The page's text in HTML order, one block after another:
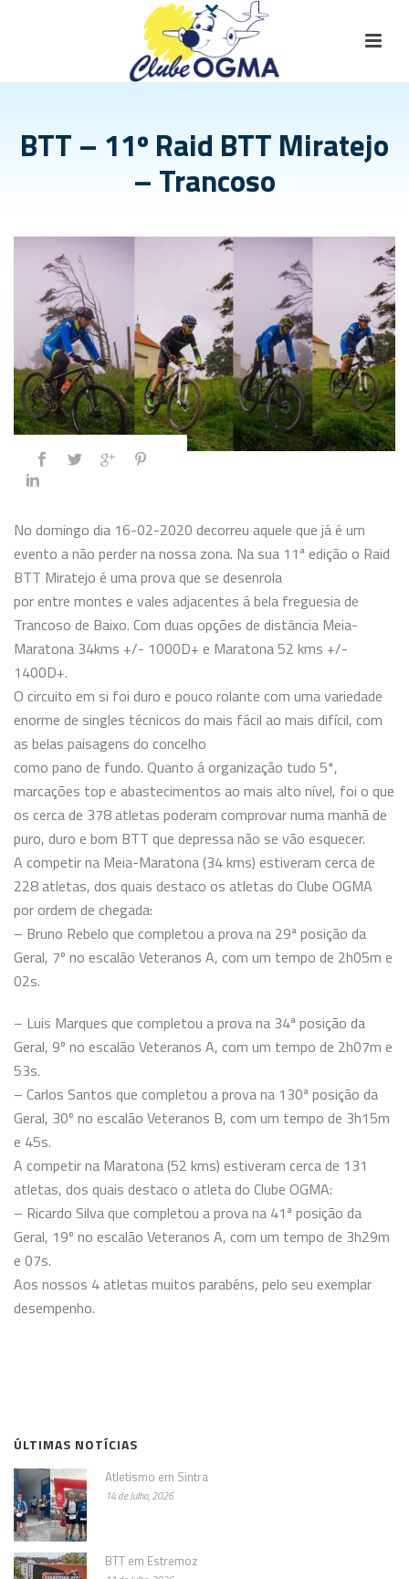
BTT – 11º Raid BTT Miratejo
– Trancoso
No domingo dia 16-02-2020 decorreu aquele que já é um
evento a não perder na nossa zona. Na sua 11ª edição o Raid
BTT Miratejo é uma prova que se desenrola
por entre montes e vales adjacentes á bela freguesiade
Trancoso de Baixo. Com duas opções de distância Meia-
Maratona 34kms +/- 1000D+ e Maratona 52 kms +/-
1400D+.
O circuito em si foi duro e pouco rolante com uma variedade
enorme de singles técnicos do mais fácil ao mais difícil, com
as belas paisagens do concelho
como pano de fundo. Quanto á organização tudo 5*,
marcações top e abastecimentos ao mais alto nível, foi o que
os cerca de 378 atletas poderam comprovar numa manhã de
puro, duro e bom BTT que depressa não se vão esquecer.
A competir na Meia-Maratona (34 kms) estiveram cerca de
228 atletas, dos quais destaco os atletas do Clube OGMA
por ordem de chegada:
– Bruno Rebelo que completou a prova na 29ª posição da
Geral, 7º no escalão Veteranos A, com um tempo de 2h05m e
02s.
– Luis Marques que completou a prova na 34ª posição da
Geral, 9º no escalão Veteranos A, com um tempo de 2h07m e
53s.
– Carlos Santos que completou a prova na 130ª posição da
Geral, 30º no escalão Veteranos B, com um tempo de 3h15m
e 45s.
A competir na Maratona (52 kms) estiveram cerca de 131
atletas, dos quais destaco o atleta do Clube OGMA:
– Ricardo Silva que completou a prova na 41ª posição da
Geral, 19º no escalão Veteranos A, com um tempo de 3h29m
e 07s.
Aos nossos 4 atletas muitos parabéns, pelo seu exemplar
desempenho.
ÚLTIMAS NOTÍCIAS
Atletismo em Sintra
14 de Julho, 2026
BTT em Estremoz